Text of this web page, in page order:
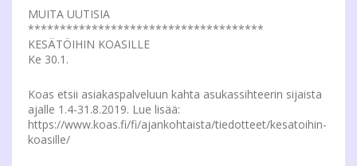
MUITA UUTISIA
*************************************
KESÄTÖIHIN KOASILLE
Ke 30.1.
Koas etsii asiakaspalveluun kahta asukassihteerin sijaista
ajalle 1.4-31.8.2019. Lue lisää:
https://www.koas.fi/fi/ajankohtaista/tiedotteet/kesatoihin-
koasille/